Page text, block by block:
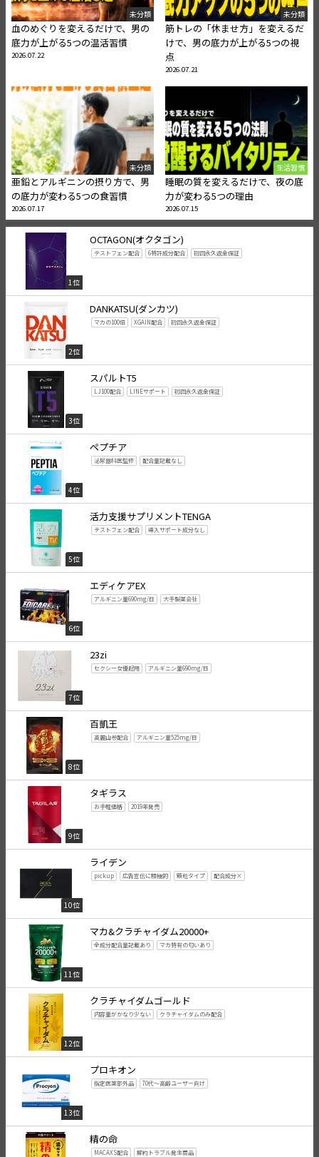
未分類
血のめぐりを変えるだけで、男の
底力が上がる5つの温活習慣
2026.07.22
未分類
筋トレの「休ませ方」を変えるだ
けで、男の底力が上がる5つの視
点
2026.07.21
未分類
亜鉛とアルギニンの摂り方で、男
の底力が変わる5つの食習慣
2026.07.17
生活習慣
睡眠の質を変えるだけで、夜の底
力が変わる5つの理由
2026.07.15
1位
OCTAGON(オクタゴン)
テストフェン配合 6特許成分配合 初回永久返金保証
2位
DANKATSU(ダンカツ)
マカの100倍 XGAIN配合 初回永久返金保証
3位
スパルトT5
LJ100配合 LINEサポート 初回永久返金保証
4位
ペプチア
泌尿器科医監修 配合量記載なし
5位
活力支援サプリメントTENGA
テストフェン配合 導入サポート成分なし
6位
エディケアEX
アルギニン量690mg/日 大手製薬会社
7位
23zi
セクシー女優起用 アルギニン量690mg/日
8位
百凱王
高麗山参配合 アルギニン量525mg/日
9位
タギラス
お手軽価格 2019年発売
10位
ライデン
pickup 広告宣伝に積極的 顆粒タイプ 配合成分×
11位
マカ&クラチャイダム20000+
全成分配合量記載あり マカ特有の匂いあり
12位
クラチャイダムゴールド
内容量がかなり少ない クラチャイダムのみ配合
13位
プロキオン
指定医薬部外品 70代～高齢ユーザー向け
精の命
MACAXS配合 解約トラブル発生商品